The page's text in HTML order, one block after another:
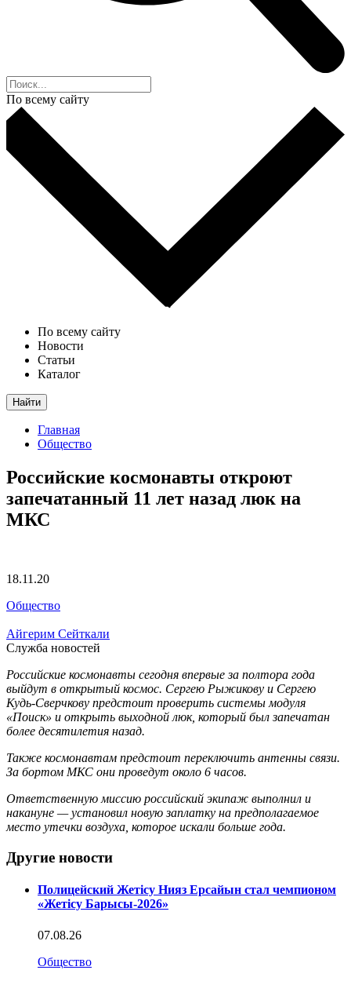
По всему сайту
По всему сайту
Новости
Статьи
Каталог
Найти
Главная
Общество
Российские космонавты откроют
запечатанный 11 лет назад люк на
МКС
18.11.20
Общество
Айгерим Сейткали
Служба новостей
Российские космонавты сегодня впервые за полтора года
выйдут в открытый космос. Сергею Рыжикову и Сергею
Кудь-Сверчкову предстоит проверить системы модуля
«Поиск» и открыть выходной люк, который был запечатан
более десятилетия назад.
Также космонавтам предстоит переключить антенны связи.
За бортом МКС они проведут около 6 часов.
Ответственную миссию российский экипаж выполнил и
накануне — установил новую заплатку на предполагаемое
место утечки воздуха, которое искали больше года.
Другие новости
Полицейский Жетісу Нияз Ерсайын стал чемпионом
«Жетісу Барысы-2026»
07.08.26
Общество